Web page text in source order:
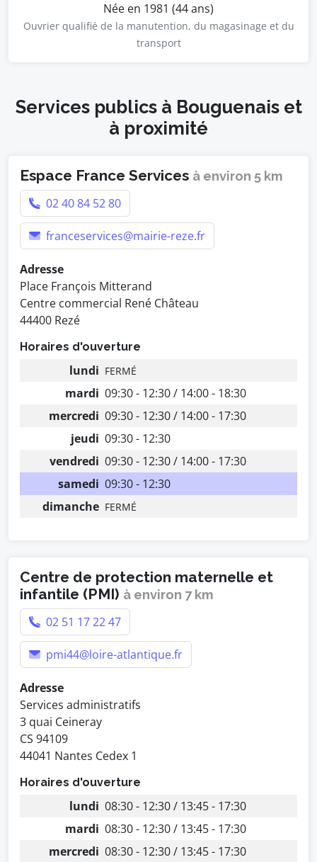
Née en 1981 (44 ans)
Ouvrier qualifié de la manutention, du magasinage et du
transport
Services publics à Bouguenais et
à proximité
Espace France Services à environ 5 km
02 40 84 52 80
franceservices@mairie-reze.fr
Adresse
Place François Mitterand
Centre commercial René Château
44400 Rezé
Horaires d'ouverture
lundi FERMÉ
mardi 09:30 - 12:30 / 14:00 - 18:30
mercredi 09:30 - 12:30 / 14:00 - 17:30
jeudi 09:30 - 12:30
vendredi 09:30 - 12:30 / 14:00 - 17:30
samedi 09:30 - 12:30
dimanche FERMÉ
Centre de protection maternelle et
infantile (PMI) à environ 7 km
02 51 17 22 47
pmi44@loire-atlantique.fr
Adresse
Services administratifs
3 quai Ceineray
CS 94109
44041 Nantes Cedex 1
Horaires d'ouverture
lundi 08:30 - 12:30 / 13:45 - 17:30
mardi 08:30 - 12:30 / 13:45 - 17:30
mercredi 08:30 - 12:30 / 13:45 - 17:30